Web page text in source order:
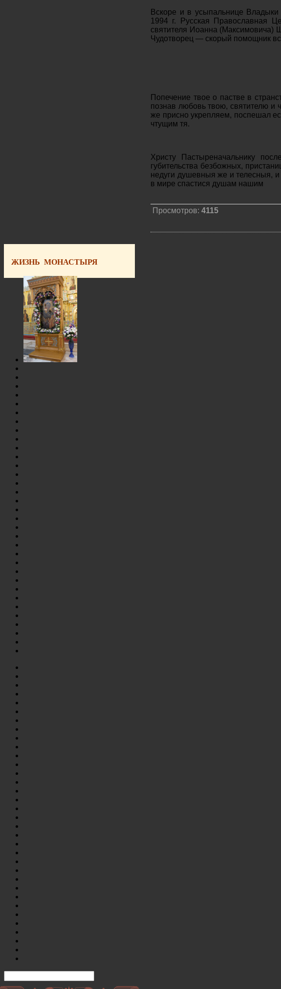
Вскоре и в усыпальнице
1994 г. Русская Православная
святителя Иоанна (Максимовича)
Чудотворец — скорый помощник
Попечение твое о пастве в
познав любовь твою, святителю и
же присно укрепляем, поспешал
чтущим тя.
Христу Пастыреначальнику
губительства безбожных,
недуги душевныя же и телесныя,
в мире спастися душам нашим
Просмотров: 4115
ЖИЗНЬ МОНАСТЫРЯ